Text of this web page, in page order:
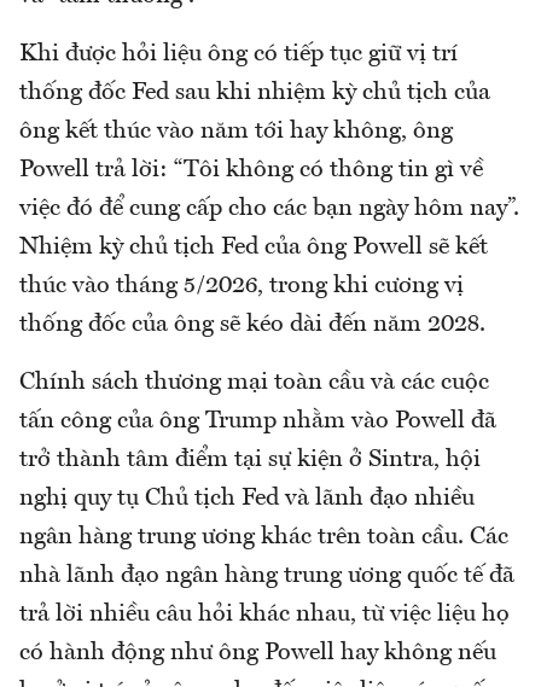
Khi được hỏi liệu ông có tiếp tục giữ vị trí
thống đốc Fed sau khi nhiệm kỳ chủ tịch của
ông kết thúc vào năm tới hay không, ông
Powell trả lời: “Tôi không có thông tin gì về
việc đó để cung cấp cho các bạn ngày hôm nay”.
Nhiệm kỳ chủ tịch Fed của ông Powell sẽ kết
thúc vào tháng 5/2026, trong khi cương vị
thống đốc của ông sẽ kéo dài đến năm 2028.
Chính sách thương mại toàn cầu và các cuộc
tấn công của ông Trump nhằm vào Powell đã
trở thành tâm điểm tại sự kiện ở Sintra, hội
nghị quy tụ Chủ tịch Fed và lãnh đạo nhiều
ngân hàng trung ương khác trên toàn cầu. Các
nhà lãnh đạo ngân hàng trung ương quốc tế đã
trả lời nhiều câu hỏi khác nhau, từ việc liệu họ
có hành động như ông Powell hay không nếu